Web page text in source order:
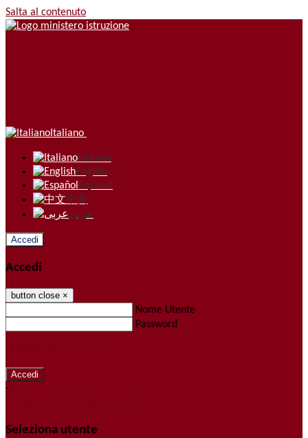
Salta al contenuto
Italiano
Italiano
English
Español
中文
عربى
Accedi
Accedi
button close ×
Nome Utente
Password
-
Seleziona utente